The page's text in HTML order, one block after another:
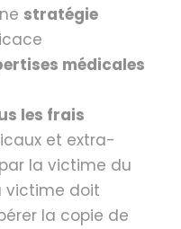
stratégie
médicales
les frais
et extra-
la victime du
victime doit
la copie de